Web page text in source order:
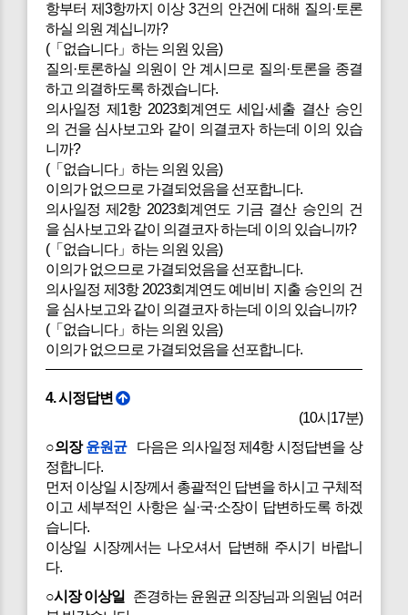
항부터 제3항까지 이상 3건의 안건에 대해 질의·토론
하실 의원 계십니까?
(「없습니다」하는 의원 있음)
질의·토론하실 의원이 안 계시므로 질의·토론을 종결
하고 의결하도록 하겠습니다.
의사일정 제1항 2023회계연도 세입·세출 결산 승인
의 건을 심사보고와 같이 의결코자 하는데 이의 있습
니까?
(「없습니다」하는 의원 있음)
이의가 없으므로 가결되었음을 선포합니다.
의사일정 제2항 2023회계연도 기금 결산 승인의 건
을 심사보고와 같이 의결코자 하는데 이의 있습니까?
(「없습니다」하는 의원 있음)
이의가 없으므로 가결되었음을 선포합니다.
의사일정 제3항 2023회계연도 예비비 지출 승인의 건
을 심사보고와 같이 의결코자 하는데 이의 있습니까?
(「없습니다」하는 의원 있음)
이의가 없으므로 가결되었음을 선포합니다.
4. 시정답변
(10시17분)
○의장윤원균다음은 의사일정 제4항 시정답변을 상
정합니다.
먼저 이상일 시장께서 총괄적인 답변을 하시고 구체적
이고 세부적인 사항은 실·국·소장이 답변하도록 하겠
습니다.
이상일 시장께서는 나오셔서 답변해 주시기 바랍니
다.
○시장 이상일
존경하는 윤원균 의장님과 의원님 여러